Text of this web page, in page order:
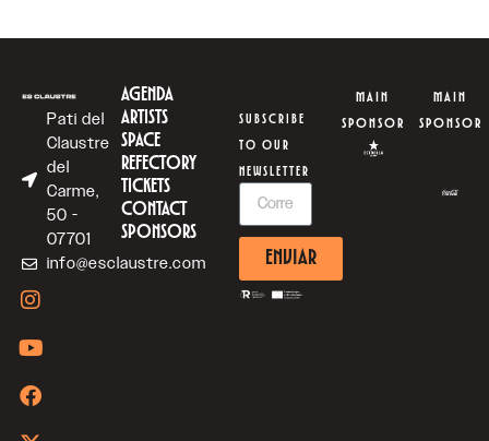
Pati del
Claustre
del
Carme,
50 -
07701
info@esclaustre.com
AGENDA
ARTISTS
SPACE
REFECTORY
TICKETS
CONTACT
SPONSORS
SUBSCRIBE
TO OUR
NEWSLETTER
ENVIAR
MAIN
SPONSOR
MAIN
SPONSOR